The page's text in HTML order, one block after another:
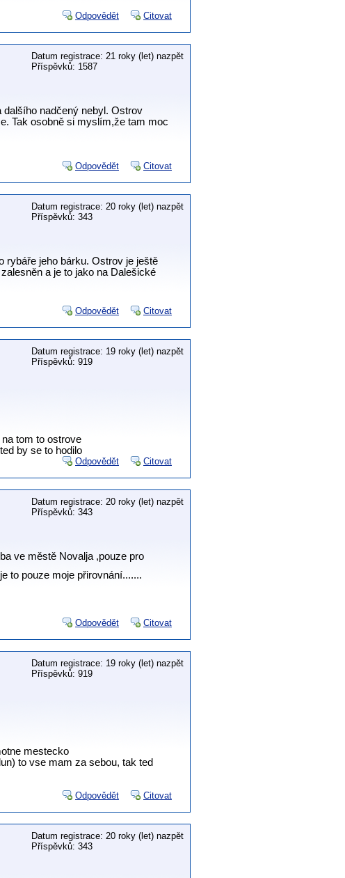
Odpovědět Citovat
Datum registrace: 21 roky (let) nazpět
Příspěvků: 1587
nadčený nebyl. Ostrov
Tak osobně si myslím,že tam moc
Odpovědět Citovat
Datum registrace: 20 roky (let) nazpět
Příspěvků: 343
rybáře jeho bárku. Ostrov je ještě
a je to jako na Dalešické
Odpovědět Citovat
Datum registrace: 19 roky (let) nazpět
Příspěvků: 919
tom to ostrove
by se to hodilo
Odpovědět Citovat
Datum registrace: 20 roky (let) nazpět
Příspěvků: 343
ve městě Novalja ,pouze pro
to pouze moje přirovnání.......
Odpovědět Citovat
Datum registrace: 19 roky (let) nazpět
Příspěvků: 919
mestecko
to vse mam za sebou, tak ted
Odpovědět Citovat
Datum registrace: 20 roky (let) nazpět
Příspěvků: 343